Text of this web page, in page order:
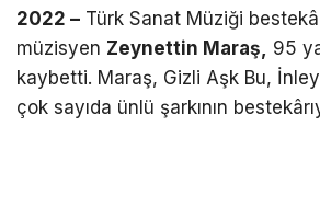
2022 – Türk Sanat Müziği
müzisyen Zeynettin Maraş,
95
kaybetti. Maraş, Gizli Aşk Bu,
çok sayıda ünlü şarkının